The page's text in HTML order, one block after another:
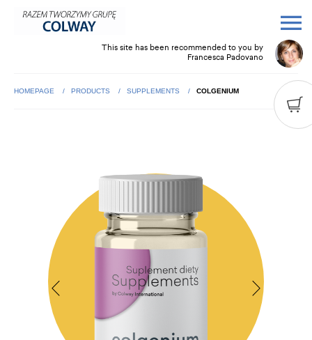
This site has been recommended to you by
Francesca Padovano
HOMEPAGE PRODUCTS SUPPLEMENTS COLGENIUM